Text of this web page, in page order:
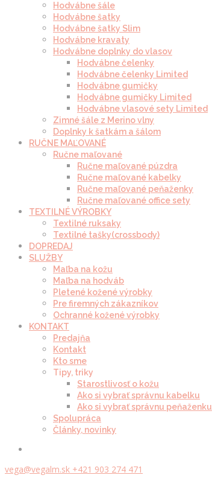
Hodvábne šále
Hodvábne šatky
Hodvábne šatky Slim
Hodvábne kravaty
Hodvábne doplnky do vlasov
Hodvábne čelenky
Hodvábne čelenky Limited
Hodvábne gumičky
Hodvábne gumičky Limited
Hodvábne vlasové sety Limited
Zimné šále z Merino vlny
Doplnky k šatkám a šálom
RUČNE MAĽOVANÉ
Ručne maľované
Ručne maľované púzdra
Ručne maľované kabelky
Ručne maľované peňaženky
Ručne maľované office sety
TEXTILNÉ VÝROBKY
Textilné ruksaky
Textilné tašky(crossbody)
DOPREDAJ
SLUŽBY
Maľba na kožu
Maľba na hodváb
Pletené kožené výrobky
Pre firemných zákazníkov
Ochranné kožené výrobky
KONTAKT
Predajňa
Kontakt
Kto sme
Tipy, triky
Starostlivosť o kožu
Ako si vybrať správnu kabelku
Ako si vybrať správnu peňaženku
Spolupráca
Články, novinky
vega@vegalm.sk +421 903 274 471